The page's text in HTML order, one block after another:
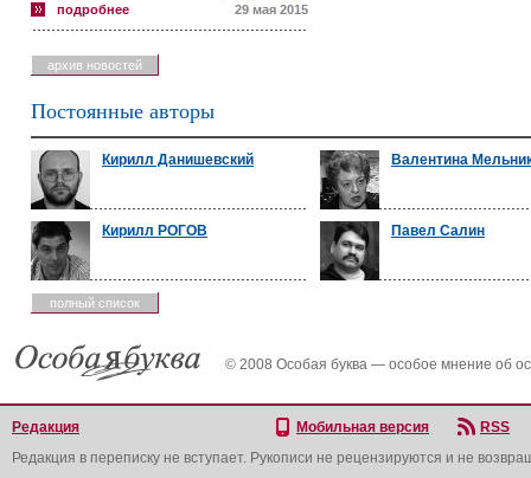
подробнее 29 мая 2015
архив новостей
Постоянные авторы
Кирилл Данишевский Валентина
Кирилл РОГОВ Павел Салин
полный список
© 2008 Особая буква — особое мнение об
Редакция Мобильная версия
RSS
Редакция в переписку не вступает. Рукописи не рецензируются и не